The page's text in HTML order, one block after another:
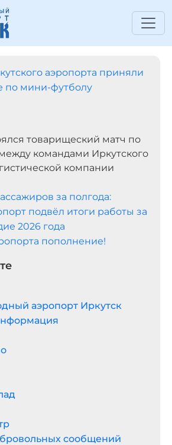
аэропорта приняли
по мини-футболу
товарищеский матч по
командами Иркутского
компании
за полгода:
подвёл итоги работы за
2026 года
пополнение!
аэропорт Иркутск
сообщений